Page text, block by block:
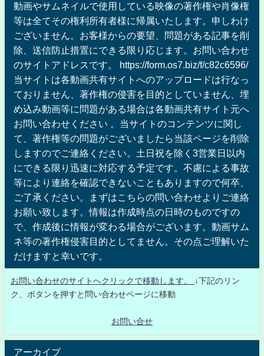
動画やサムネイルで使用している映像の著作権や肖像権
等は全てその権利所有者様に帰属いたします。申しわけ
ございません。お客様からの要望、問題がある記事を削
除、送信防止措置にできる限り応じます。お問い合わせ
のサイトアドレスです。 https://form.os7.biz/f/c82c6596/
当サイトは各動画共有サイトへのアップロードは行なっ
ておりません、著作権の侵害を目的としていません、埋
め込み動画等に問題がある場合は各動画共有サイト元へ
お問い合わせください 。当サイトのコンテンツに関し
て、著作権等の問題がございましたら当該ページを削除
しますのでご連絡ください。土日祝を除く3営業日以内
にできる限り迅速に対応する予定です。不慮による事故
等により連絡を確認できないこともありますので何卒、
ご了承ください。まずはこちらの問い合わせよりご連絡
お願い致します。情報は作成時点の日時のものですの
で、作成後に情報が変わる場合がございます。動画サム
ネ等の著作権侵害目的としてません。その点ご理解いた
だけますと幸いです。
お問い合わせのサイトへクリックで移動します。
↓下記のリン
ク、ボタンを押すと問い合わせページに移動
お問い合せ
アーカイブ